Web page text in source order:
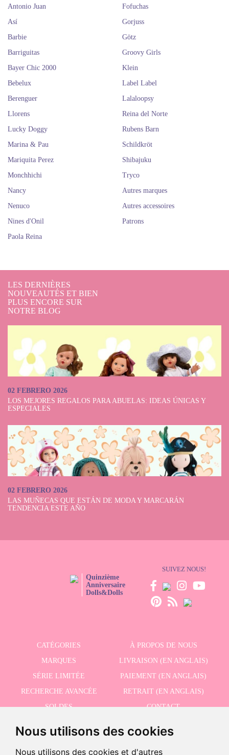
Nous utilisons des cookies
Nous utilisons des cookies et d'autres
Antonio Juan
Así
Barbie
Barriguitas
Bayer Chic 2000
Bebelux
Berenguer
Fofuchas
Gorjuss
Götz
Groovy Girls
Klein
Label Label
Lalaloopsy
Llorens
Lucky Doggy
Marina & Pau
Mariquita Perez
Monchhichi
Nancy
Nenuco
Nines d'Onil
Paola Reina
Reina del Norte
Rubens Barn
Schildkröt
Shibajuku
Tryco
Autres marques
Autres accessoires
Patrons
LES DERNIÈRES
NOUVEAUTÉS ET BIEN
PLUS ENCORE SUR
NOTRE BLOG
02 FEBRERO 2026
LOS MEJORES REGALOS PARA ABUELAS: IDEAS ÚNICAS Y
ESPECIALES
02 FEBRERO 2026
LAS MUÑECAS QUE ESTÁN DE MODA Y MARCARÁN
TENDENCIA ESTE AÑO
Quinzième
Anniversaire
Dolls&Dolls
SUIVEZ NOUS!
CATÉGORIES
À PROPOS DE NOUS
MARQUES
LIVRAISON (EN ANGLAIS)
SÉRIE LIMITÉE
PAIEMENT (EN ANGLAIS)
RECHERCHE AVANCÉE
RETRAIT (EN ANGLAIS)
SOLDES
CONTACT